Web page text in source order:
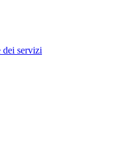
dei servizi